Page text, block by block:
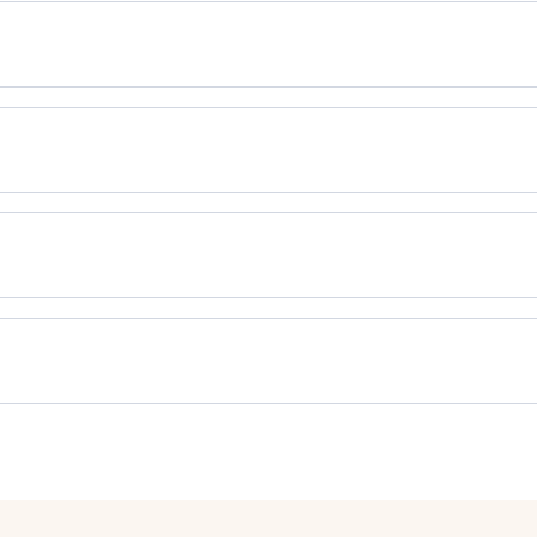
1-Minute Shot z fitokeratyną
działa już w 1 minutę, wzmacniając i wygładzając pasma.
VITIS VINIFERA SEED OIL, DIMETHICONOL,
SEED OIL, ARGANIA SPINOSA KERNEL OIL,
SERINE, VALINE, CERAMIDE NG, CETRIMONIUM CHLORIDE,
SODIUM HYALURONATE, HYDROLYZED WHEAT PROTEIN,
CROSSPOLYMER, ORYZA SATIVA EXTRACT, BEHENTRIMONIUM